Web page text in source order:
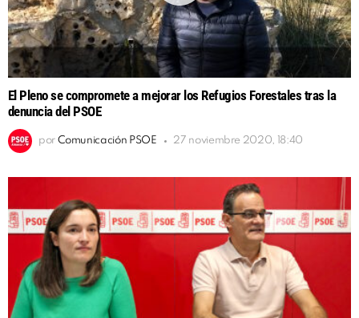
El Pleno se compromete a mejorar los Refugios Forestales tras la
denuncia del PSOE
por Comunicación PSOE 27 noviembre 2020, 18:40